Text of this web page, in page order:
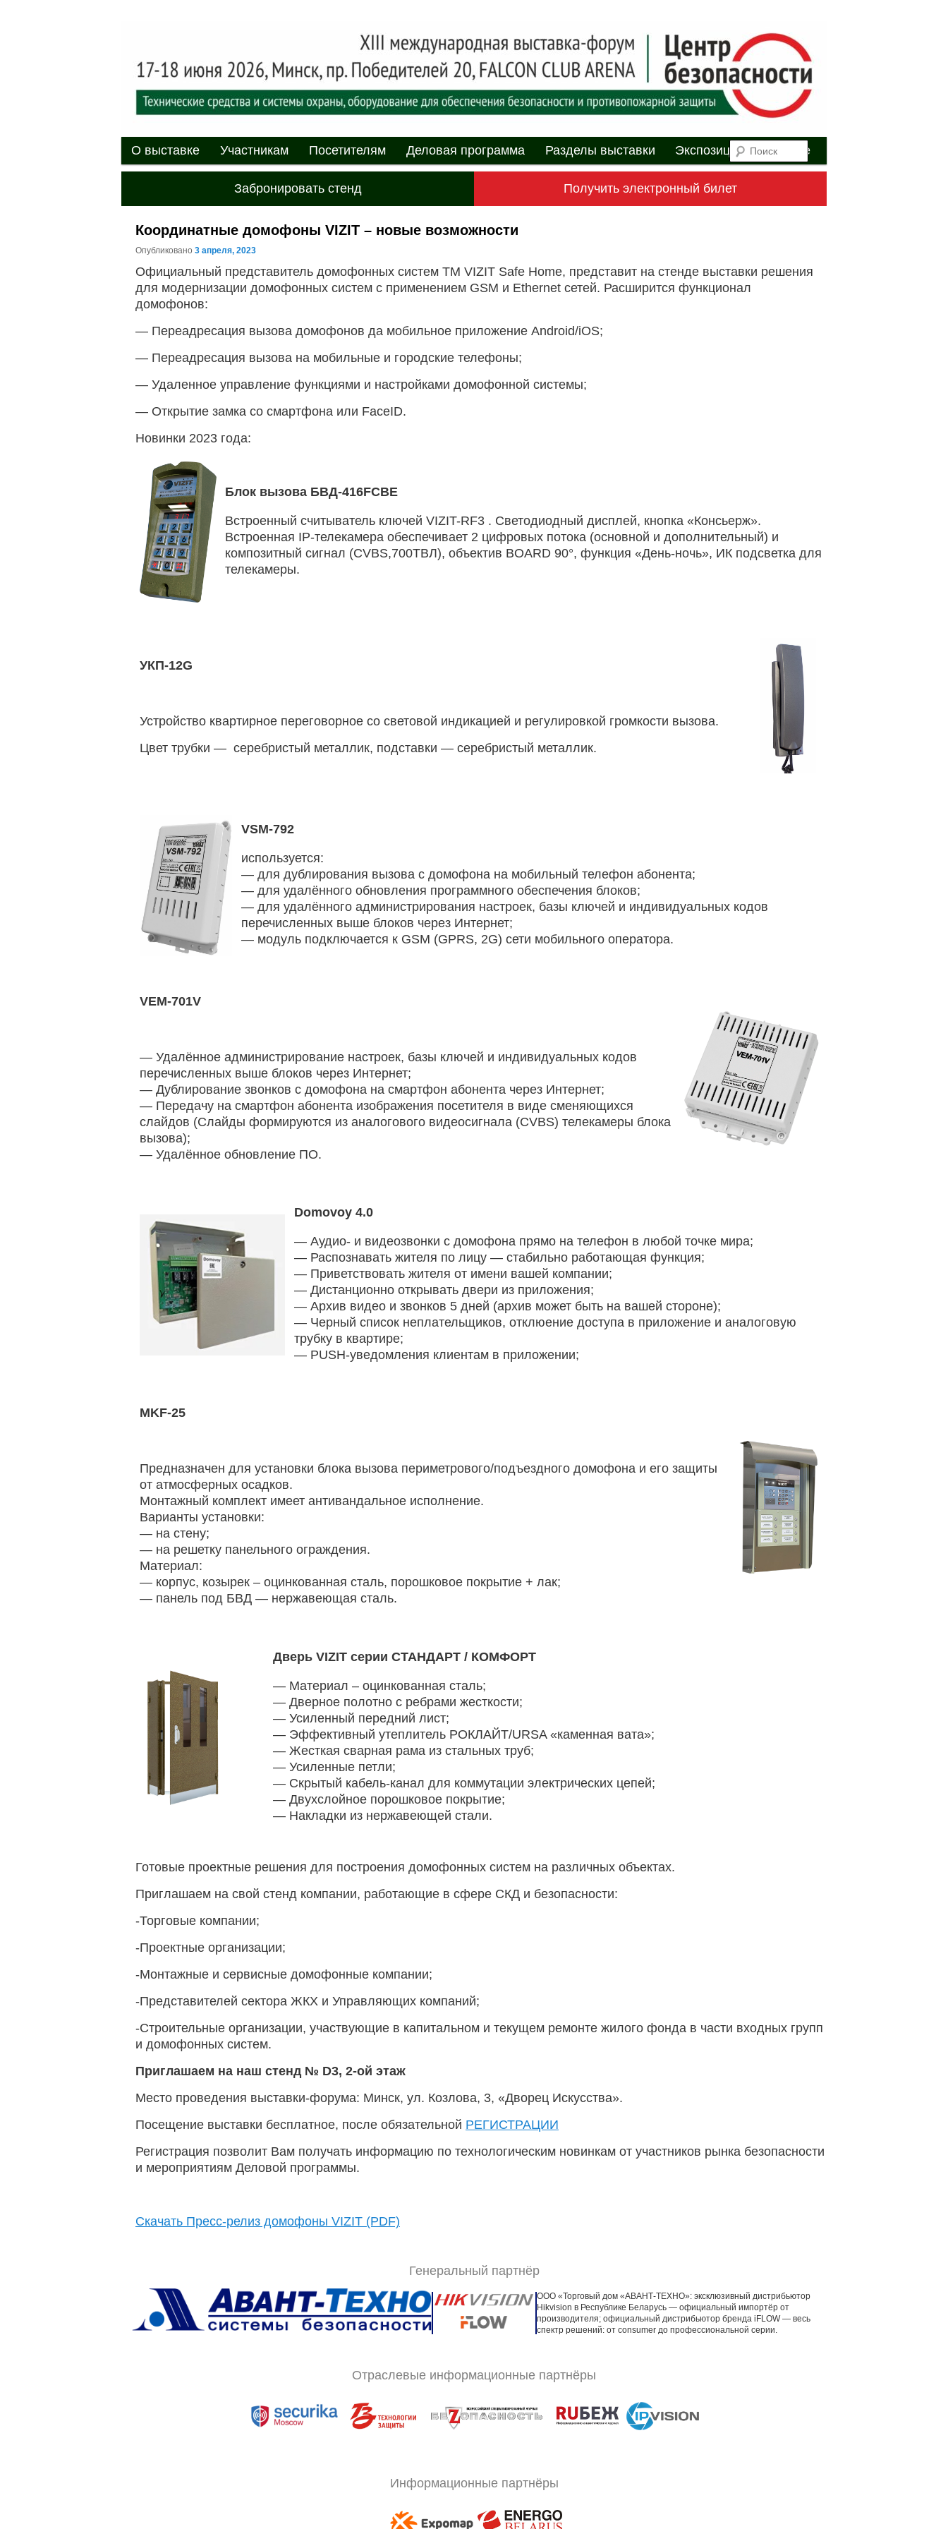
XII международная выставка-форум
«Центр безопасности»
обеспечения безопасности и противопожарной защиты. 4-5 июня 2025, Минск, пр. Победителей,
Поиск
Главное меню
Перейти к основному содержимому
Перейти к дополнительному содержимому
О выставке Участникам Посетителям Деловая программа Разделы выставки Экспозиция Youtube
Забронировать стенд Получить электронный билет
Координатные домофоны VIZIT – новые возможности
Опубликовано 3 апреля, 2023
Официальный представитель домофонных систем ТМ VIZIT Safe Home, представит на стенде выставки решения
для модернизации домофонных систем с применением GSM и Ethernet сетей. Расширится функционал
домофонов:
— Переадресация вызова домофонов да мобильное приложение Android/iOS;
— Переадресация вызова на мобильные и городские телефоны;
— Удаленное управление функциями и настройками домофонной системы;
— Открытие замка со смартфона или FaceID.
Новинки 2023 года:
Блок вызова БВД-416FCBE
Встроенный считыватель ключей VIZIT-RF3 . Cветодиодный дисплей, кнопка «Консьерж».
Встроенная IP-телекамера обеспечивает 2 цифровых потока (основной и дополнительный) и
композитный сигнал (CVBS,700ТВЛ), объектив BOARD 90°, функция «День-ночь», ИК подсветка для
телекамеры.
УКП-12G
Устройство квартирное переговорное со световой индикацией и регулировкой громкости вызова.
Цвет трубки — серебристый металлик, подставки — серебристый металлик.
VSM-792
используется:
— для дублирования вызова с домофона на мобильный телефон абонента;
— для удалённого обновления программного обеспечения блоков;
— для удалённого администрирования настроек, базы ключей и индивидуальных кодов
перечисленных выше блоков через Интернет;
— модуль подключается к GSM (GPRS, 2G) сети мобильного оператора.
VEM-701V
— Удалённое администрирование настроек, базы ключей и индивидуальных кодов
перечисленных выше блоков через Интернет;
— Дублирование звонков с домофона на смартфон абонента через Интернет;
— Передачу на смартфон абонента изображения посетителя в виде сменяющихся
слайдов (Слайды формируются из аналогового видеосигнала (CVBS) телекамеры блока
вызова);
— Удалённое обновление ПО.
Domovoy 4.0
— Аудио- и видеозвонки с домофона прямо на телефон в любой точке мира;
— Распознавать жителя по лицу — стабильно работающая функция;
— Приветствовать жителя от имени вашей компании;
— Дистанционно открывать двери из приложения;
— Архив видео и звонков 5 дней (архив может быть на вашей стороне);
— Черный список неплательщиков, отклюение доступа в приложение и аналоговую
трубку в квартире;
— PUSH-уведомления клиентам в приложении;
MKF-25
Предназначен для установки блока вызова периметрового/подъездного домофона и его защиты
от атмосферных осадков.
Монтажный комплект имеет антивандальное исполнение.
Варианты установки:
— на стену;
— на решетку панельного ограждения.
Материал:
— корпус, козырек – оцинкованная сталь, порошковое покрытие + лак;
— панель под БВД — нержавеющая сталь.
Дверь VIZIT серии СТАНДАРТ / КОМФОРТ
— Материал – оцинкованная сталь;
— Дверное полотно с ребрами жесткости;
— Усиленный передний лист;
— Эффективный утеплитель РОКЛАЙТ/URSA «каменная вата»;
— Жесткая сварная рама из стальных труб;
— Усиленные петли;
— Скрытый кабель-канал для коммутации электрических цепей;
— Двухслойное порошковое покрытие;
— Накладки из нержавеющей стали.
Готовые проектные решения для построения домофонных систем на различных объектах.
Приглашаем на свой стенд компании, работающие в сфере СКД и безопасности:
-Торговые компании;
-Проектные организации;
-Монтажные и сервисные домофонные компании;
-Представителей сектора ЖКХ и Управляющих компаний;
-Строительные организации, участвующие в капитальном и текущем ремонте жилого фонда в части входных групп
и домофонных систем.
Приглашаем на наш стенд № D3, 2-ой этаж
Место проведения выставки-форума: Минск, ул. Козлова, 3, «Дворец Искусства».
Посещение выставки бесплатное, после обязательной РЕГИСТРАЦИИ
Регистрация позволит Вам получать информацию по технологическим новинкам от участников рынка безопасности
и мероприятиям Деловой программы.
Скачать Пресс-релиз домофоны VIZIT (PDF)
Генеральный партнёр
ООО «Торговый дом «АВАНТ-ТЕХНО»: эксклюзивный дистрибьютор
Hikvision в Республике Беларусь — официальный импортёр от
производителя; официальный дистрибьютор бренда iFLOW — весь
спектр решений: от consumer до профессиональной серии.
Отраслевые информационные партнёры
Информационные партнёры